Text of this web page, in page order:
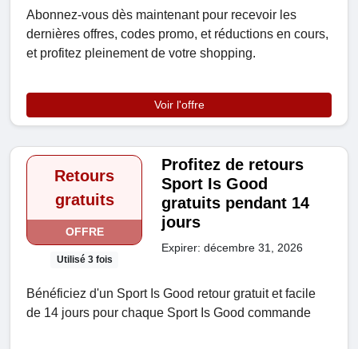
Abonnez-vous dès maintenant pour recevoir les
dernières offres, codes promo, et réductions en cours,
et profitez pleinement de votre shopping.
Voir l'offre
Retours
gratuits
OFFRE
Utilisé 3 fois
Profitez de retours
Sport Is Good
gratuits pendant 14
jours
Expirer: décembre 31, 2026
Bénéficiez d'un Sport Is Good retour gratuit et facile
de 14 jours pour chaque Sport Is Good commande